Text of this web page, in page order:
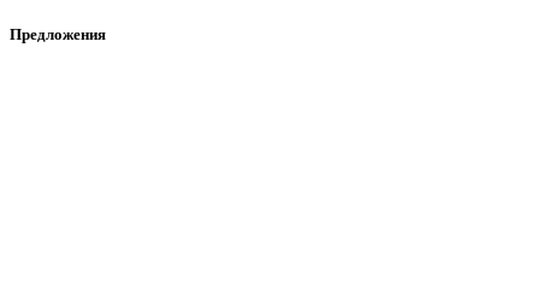
Предложения